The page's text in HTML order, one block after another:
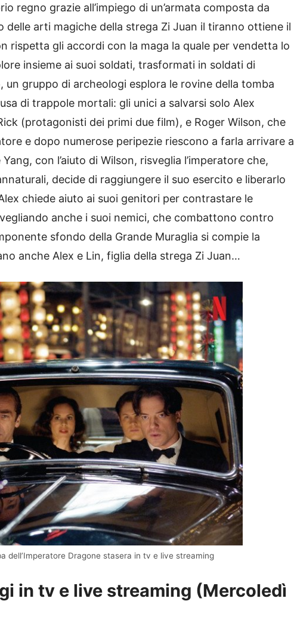
regno grazie all’impiego di un’armata composta da
delle arti magiche della strega Zi Juan il tiranno ottiene il
rispetta gli accordi con la maga la quale per vendetta lo
insieme ai suoi soldati, trasformati in soldati di
gruppo di archeologi esplora le rovine della tomba
di trappole mortali: gli unici a salvarsi solo Alex
(protagonisti dei primi due film), e Roger Wilson, che
e dopo numerose peripezie riescono a farla arrivare a
con l’aiuto di Wilson, risveglia l’imperatore che,
decide di raggiungere il suo esercito e liberarlo
chiede aiuto ai suoi genitori per contrastare le
anche i suoi nemici, che combattono contro
sfondo della Grande Muraglia si compie la
anche Alex e Lin, figlia della strega Zi Juan…
dell’Imperatore Dragone stasera in tv e live streaming
in tv e live streaming (Mercoledì